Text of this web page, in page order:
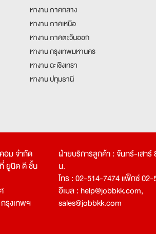
หางาน ภาคกลาง
หางาน ภาคเหนือ
หางาน ภาคตะวันออก
หางาน กรุงเทพมหานคร
หางาน ฉะเชิงเทรา
หางาน ปทุมธานี
อม จำกัด
ยูนิต ดี ชั้น
รุงเทพฯ
ฝ่ายบริการลูกค้า : จันทร์-เสาร์
น.
โทร : 02-514-7474 แฟ็กซ์
อีเมล : help@jobbkk.com,
sales@jobbkk.com